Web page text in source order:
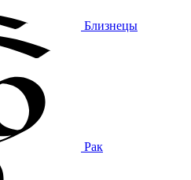
Близнецы
Рак